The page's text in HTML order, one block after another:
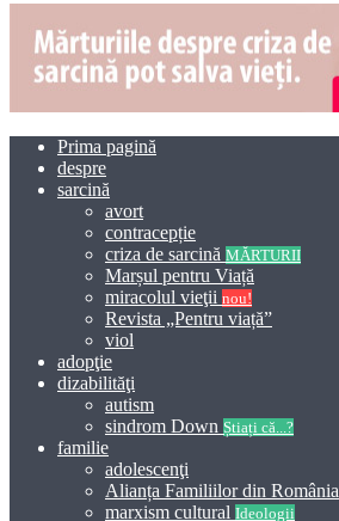
Prima pagină
despre
sarcină
avort
contracepție
criza de sarcină MĂRTURII
Marșul pentru Viață
miracolul vieţii nou!
Revista „Pentru viață”
viol
adopţie
dizabilităţi
autism
sindrom Down Știați că...?
familie
adolescenţi
Alianța Familiilor din România
marxism cultural Ideologii